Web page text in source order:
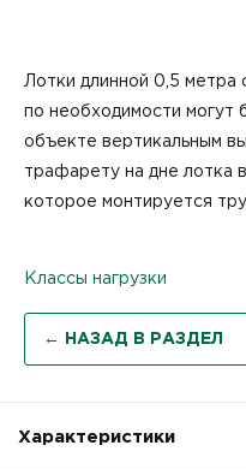
Лотки длинной 0,5 метра
по необходимости могут
объекте вертикальным
трафарету на дне лотка
которое монтируется
Классы нагрузки
← НАЗАД В РАЗДЕЛ
Характеристики